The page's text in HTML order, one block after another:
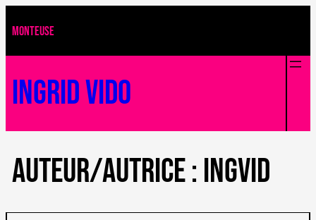
au
contenu
MONTEUSE
Ingrid Vido
Auteur/autrice : ingvid